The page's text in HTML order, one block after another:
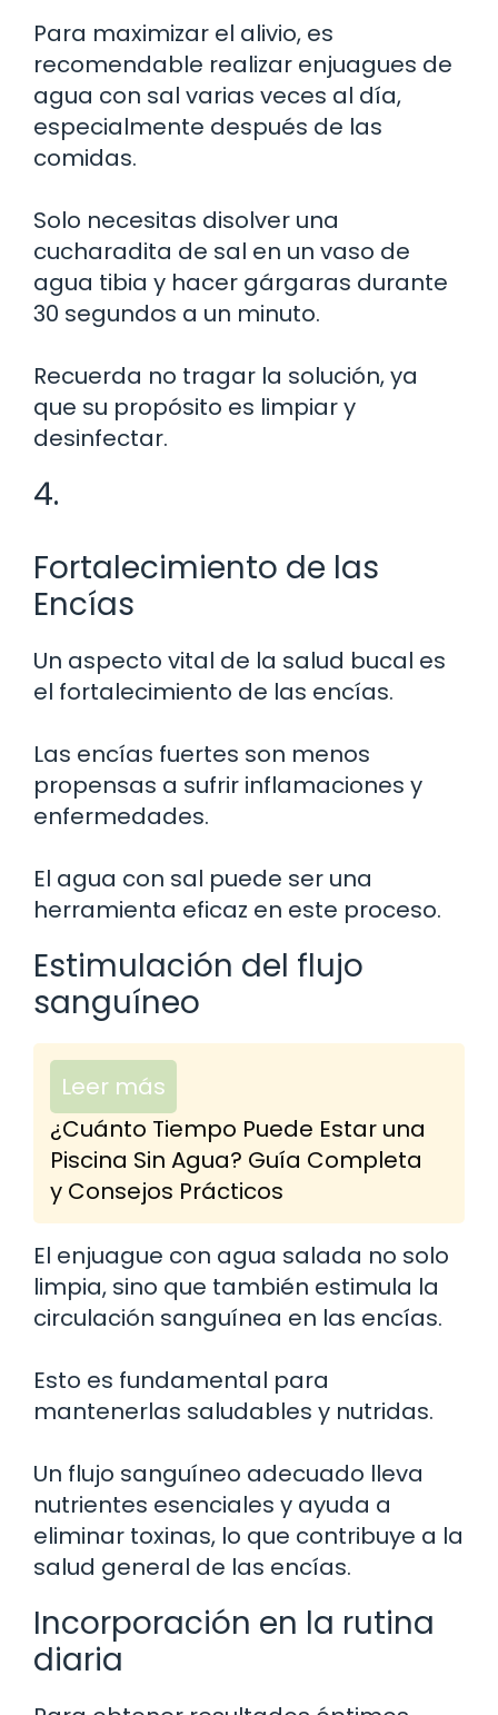
Para maximizar el alivio, es
recomendable realizar enjuagues de
agua con sal varias veces al día,
especialmente después de las
comidas.
Solo necesitas disolver una
cucharadita de sal en un vaso de
agua tibia y hacer gárgaras durante
30 segundos a un minuto.
Recuerda no tragar la solución, ya
que su propósito es limpiar y
desinfectar.
4.
Fortalecimiento de las
Encías
Un aspecto vital de la salud bucal es
el fortalecimiento de las encías.
Las encías fuertes son menos
propensas a sufrir inflamaciones y
enfermedades.
El agua con sal puede ser una
herramienta eficaz en este proceso.
Estimulación del flujo
sanguíneo
Leer más
¿Cuánto Tiempo Puede Estar una
Piscina Sin Agua? Guía Completa
y Consejos Prácticos
El enjuague con agua salada no solo
limpia, sino que también estimula la
circulación sanguínea en las encías.
Esto es fundamental para
mantenerlas saludables y nutridas.
Un flujo sanguíneo adecuado lleva
nutrientes esenciales y ayuda a
eliminar toxinas, lo que contribuye a la
salud general de las encías.
Incorporación en la rutina
diaria